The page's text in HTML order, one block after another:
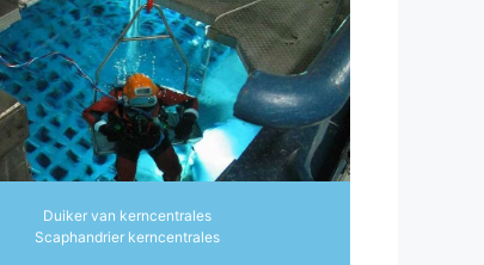
Duiker van kerncentrales
Scaphandrier kerncentrales